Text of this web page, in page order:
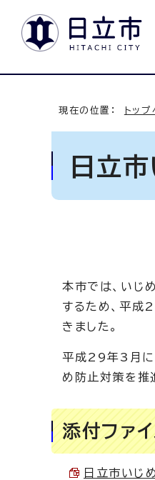
現在の位置： トップ
日立
本市では、いじ
するため、平成
きました。
平成29年3月に
め防止対策を推
添付ファ
日立市いじ